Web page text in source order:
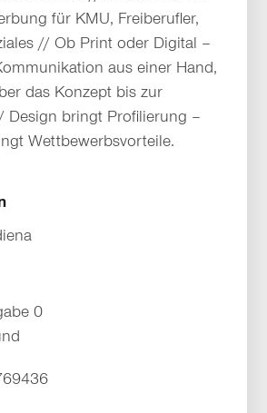
für KMU, Freiberufler,
// Ob Print oder Digital –
aus einer Hand,
das Konzept bis zur
Design bringt Profilierung –
Wettbewerbsvorteile.
0